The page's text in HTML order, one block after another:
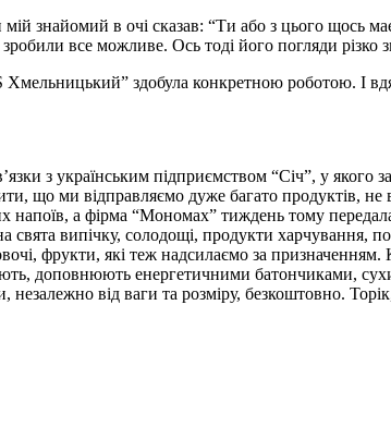
знайомий в очі сказав: “Ти або з цього щось
все можливе. Ось тоді його погляди різко
здобула конкретною роботою. І
з українським підприємством “Січ”, у якого
що ми відправляємо дуже багато продуктів,
напоїв, а фірма “Мономах” тиждень тому
свята випічку, солодощі, продукти харчування,
фрукти, які теж надсилаємо за призначенням.
доповнюють енергетичними батончиками,
від ваги та розміру, безкоштовно.